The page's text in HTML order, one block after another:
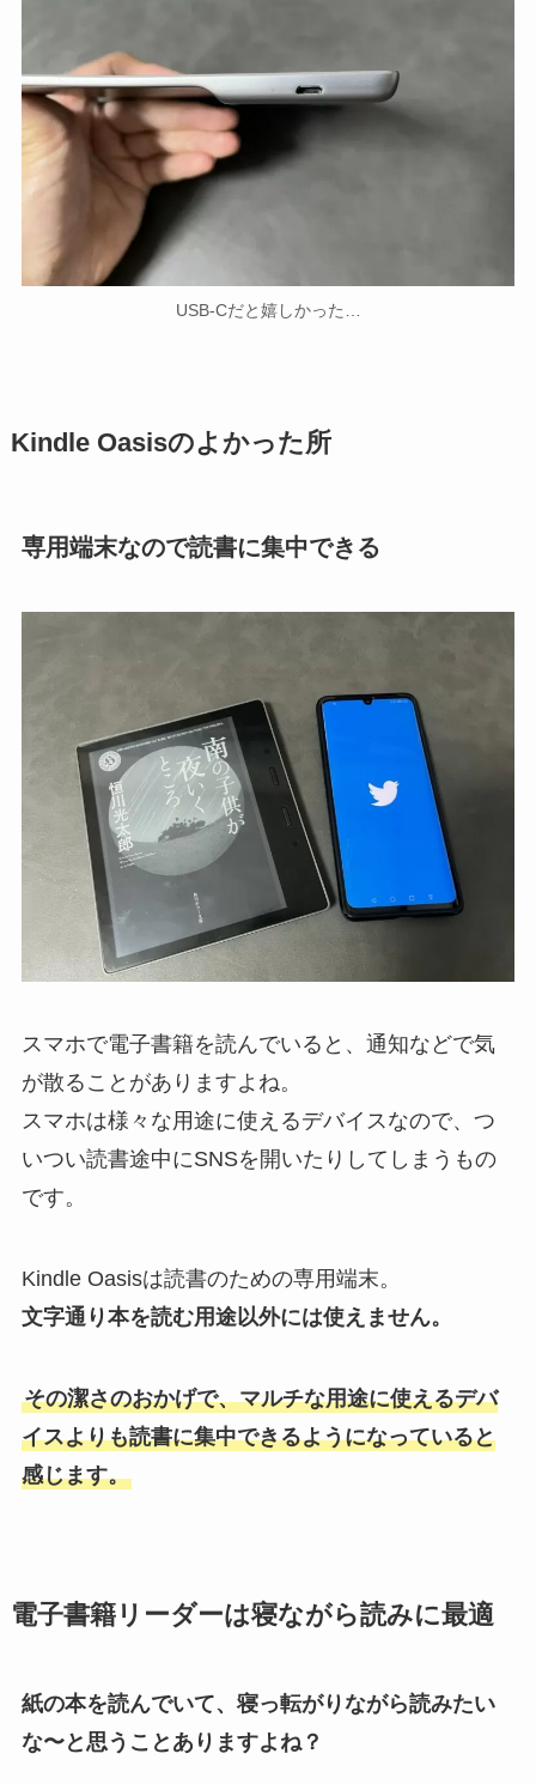
USB-Cだと嬉しかった…
Kindle Oasisのよかった所
専用端末なので読書に集中できる
スマホで電子書籍を読んでいると、通知などで気
が散ることがありますよね。
スマホは様々な用途に使えるデバイスなので、つ
いつい読書途中にSNSを開いたりしてしまうもの
です。
Kindle Oasisは読書のための専用端末。
文字通り本を読む用途以外には使えません。
その潔さのおかげで、マルチな用途に使えるデバ
イスよりも読書に集中できるようになっていると
感じます。
電子書籍リーダーは寝ながら読みに最適
紙の本を読んでいて、寝っ転がりながら読みたい
な〜と思うことありますよね？